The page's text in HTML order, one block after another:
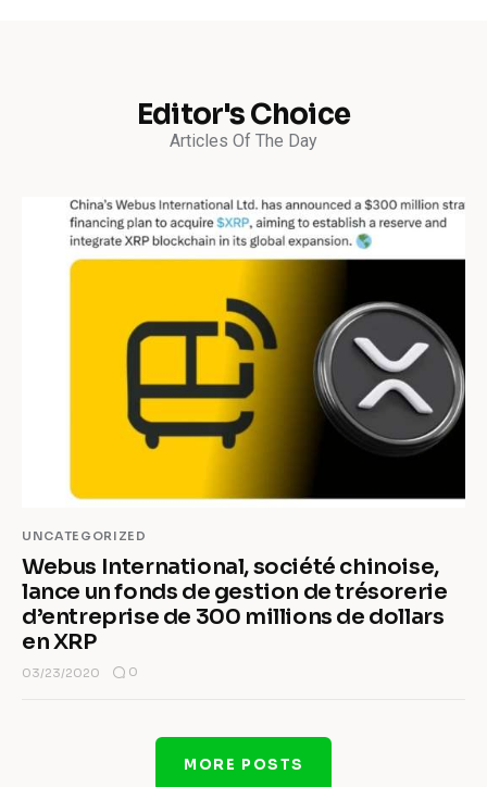
Editor's Choice
Articles Of The Day
UNCATEGORIZED
Webus International, société chinoise,
lance un fonds de gestion de trésorerie
d’entreprise de 300 millions de dollars
en XRP
03/23/2020 0
MORE POSTS